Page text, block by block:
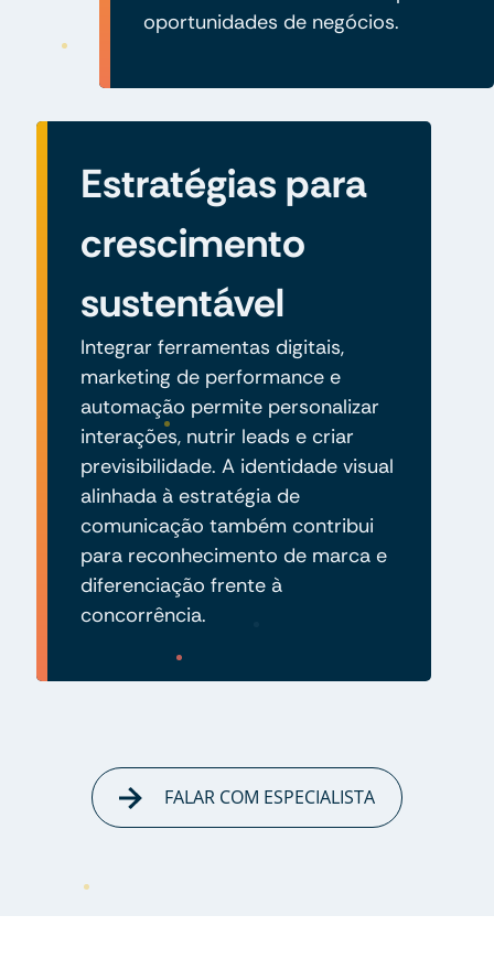
oportunidades de negócios.
Estratégias para
crescimento
sustentável
Integrar ferramentas digitais,
marketing de performance e
automação permite personalizar
interações, nutrir leads e criar
previsibilidade. A identidade visual
alinhada à estratégia de
comunicação também contribui
para reconhecimento de marca e
diferenciação frente à
concorrência.
FALAR COM ESPECIALISTA